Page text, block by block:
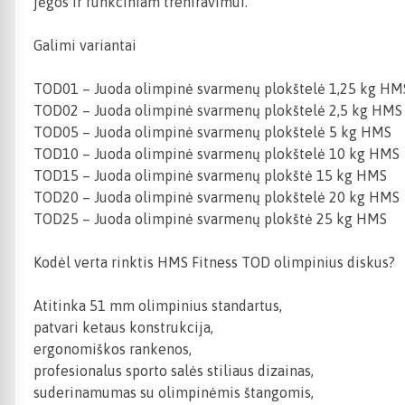
Galimi variantai
TOD01 – Juoda olimpinė svarmenų plokštelė 1,25 kg
TOD02 – Juoda olimpinė svarmenų plokštelė 2,5 kg HMS
TOD05 – Juoda olimpinė svarmenų plokštelė 5 kg HMS
TOD10 – Juoda olimpinė svarmenų plokštelė 10 kg HMS
TOD15 – Juoda olimpinė svarmenų plokštė 15 kg HMS
TOD20 – Juoda olimpinė svarmenų plokštelė 20 kg HMS
TOD25 – Juoda olimpinė svarmenų plokštė 25 kg HMS
Kodėl verta rinktis HMS Fitness TOD olimpinius diskus?
Atitinka 51 mm olimpinius standartus,
patvari ketaus konstrukcija,
ergonomiškos rankenos,
profesionalus sporto salės stiliaus dizainas,
suderinamumas su olimpinėmis štangomis,